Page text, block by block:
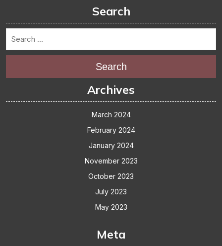
Search
Search
Archives
March 2024
February 2024
January 2024
November 2023
October 2023
July 2023
May 2023
Meta